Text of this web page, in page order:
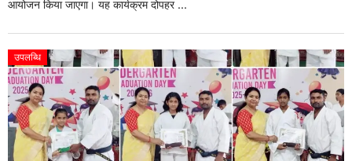
आयोजन किया जाएगा। यह कार्यक्रम दोपहर ...
उपलब्धि